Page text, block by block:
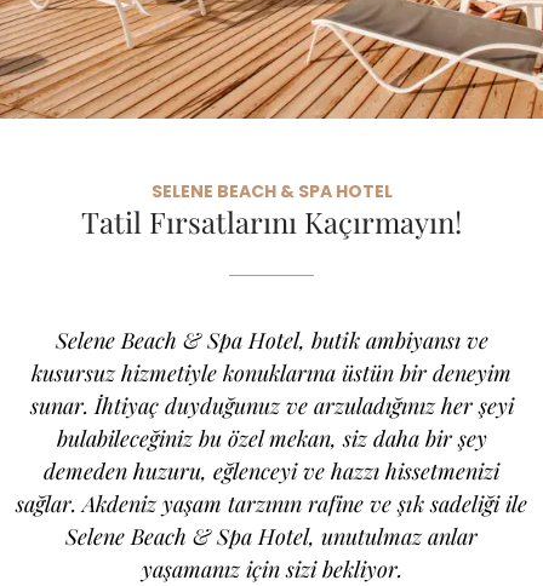
SELENE BEACH & SPA HOTEL
Tatil Fırsatlarını Kaçırmayın!
Selene Beach & Spa Hotel, butik ambiyansı ve
kusursuz hizmetiyle konuklarına üstün bir deneyim
sunar. İhtiyaç duyduğunuz ve arzuladığınız her şeyi
bulabileceğiniz bu özel mekan, siz daha bir şey
demeden huzuru, eğlenceyi ve hazzı hissetmenizi
sağlar. Akdeniz yaşam tarzının rafine ve şık sadeliği ile
Selene Beach & Spa Hotel, unutulmaz anlar
yaşamanız için sizi bekliyor.